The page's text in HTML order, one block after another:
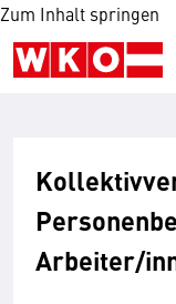
Zum Inhalt springen
Arbeiter/